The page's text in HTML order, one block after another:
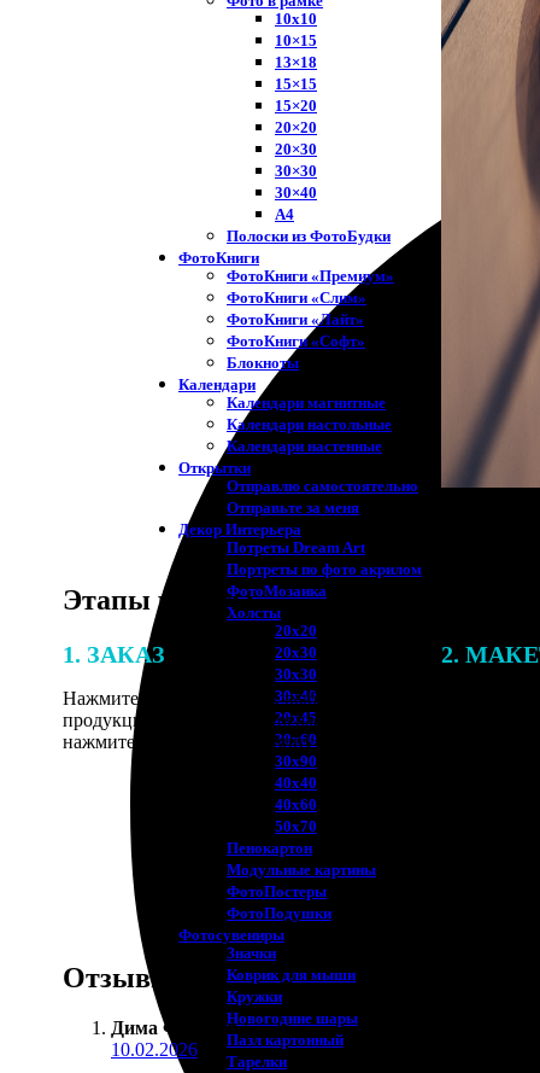
10х10
10×15
13×18
15×15
15×20
20×20
20×30
30×30
30×40
A4
Полоски из ФотоБудки
ФотоКниги
ФотоКниги «Премиум»
ФотоКниги «Слим»
ФотоКниги «Лайт»
ФотоКниги «Софт»
Блокноты
Календари
Календари магнитные
Календари настольные
Календари настенные
Открытки
Отправлю самостоятельно
Отправьте за меня
Декор Интерьера
Потреты Dream Art
Портреты по фото акрилом
ФотоМозаика
Холсты
20х20
20х30
30х30
30х40
20х45
30х60
30х90
40х40
40х60
50х70
Пенокартон
Модульные картины
ФотоПостеры
ФотоПодушки
Фотоcувениры
Значки
Коврик для мыши
Кружки
Новогодние шары
Пазл картонный
Тарелки
Этапы работы
1. ЗАКАЗ
Нажмите «Сделать заказ», выберите тип
продукции, загрузите фотографии,
нажмите «Добавить в корзину».
2.
Отзывы
Дима Фёдоров :
10.02.2026